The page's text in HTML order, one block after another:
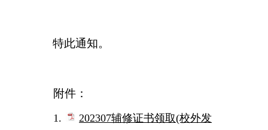
特此通知。
附件：
1.
202307辅修证书领取(校外发